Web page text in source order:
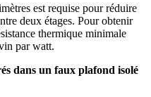
est requise pour réduire
deux étages. Pour obtenir
thermique minimale
par watt.
dans un faux plafond isolé